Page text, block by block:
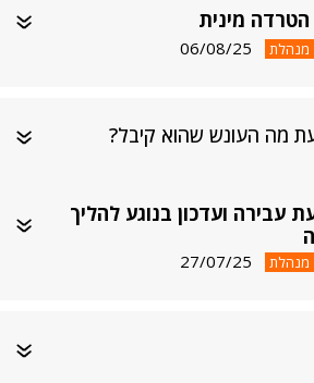
הטרדה מינית
מנהלת 06/08/25
מה העונש שהוא קיבל?
עבירה ועדכון בנוגע להליך
מנהלת 27/07/25